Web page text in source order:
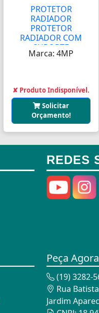
PROTETOR
RADIADOR
PROTETOR
RADIADOR COM
SUPORTE
PROLONGADOR ...
Marca: 4MP
✘ Produto Indisponível.
Solicitar
Orçamento!
REDES
Peça
(19) 3282-
Rua
Jardim